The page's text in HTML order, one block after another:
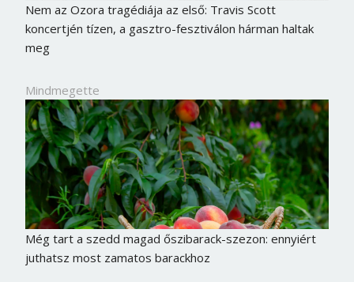
Nem az Ozora tragédiája az első: Travis Scott
koncertjén tízen, a gasztro-fesztiválon hárman haltak
meg
Mindmegette
Még tart a szedd magad őszibarack-szezon: ennyiért
juthatsz most zamatos barackhoz